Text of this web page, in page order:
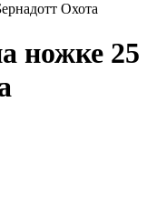
Охота
ножке 25